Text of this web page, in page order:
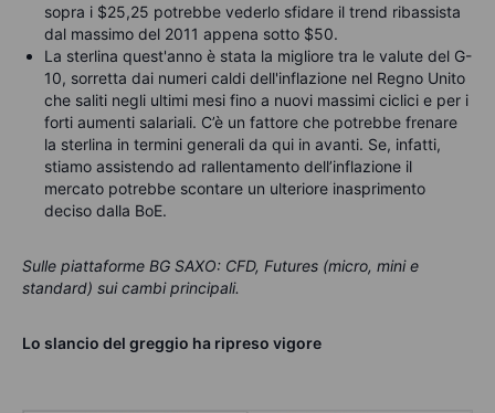
sopra i $25,25 potrebbe vederlo sfidare il trend ribassista
dal massimo del 2011 appena sotto $50.
La sterlina quest'anno è stata la migliore tra le valute del G-
10, sorretta dai numeri caldi dell'inflazione nel Regno Unito
che saliti negli ultimi mesi fino a nuovi massimi ciclici e per i
forti aumenti salariali. C’è un fattore che potrebbe frenare
la sterlina in termini generali da qui in avanti. Se, infatti,
stiamo assistendo ad rallentamento dell’inflazione il
mercato potrebbe scontare un ulteriore inasprimento
deciso dalla BoE.
Sulle piattaforme BG SAXO: CFD, Futures (micro, mini e
standard) sui cambi principali.
Lo slancio del greggio ha ripreso vigore